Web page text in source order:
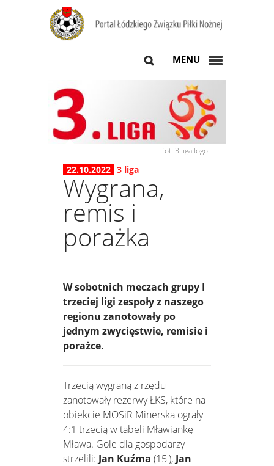
MENU
fot. 3 liga logo
22.10.2022 3 liga
Wygrana,
remis i
porażka
W sobotnich meczach grupy I
trzeciej ligi zespoły z naszego
regionu zanotowały po
jednym zwycięstwie, remisie i
porażce.
Trzecią wygraną z rzędu
zanotowały rezerwy ŁKS, które na
obiekcie MOSiR Minerska ograły
4:1 trzecią w tabeli Mławiankę
Mława. Gole dla gospodarzy
strzelili: Jan Kuźma (15'), Jan